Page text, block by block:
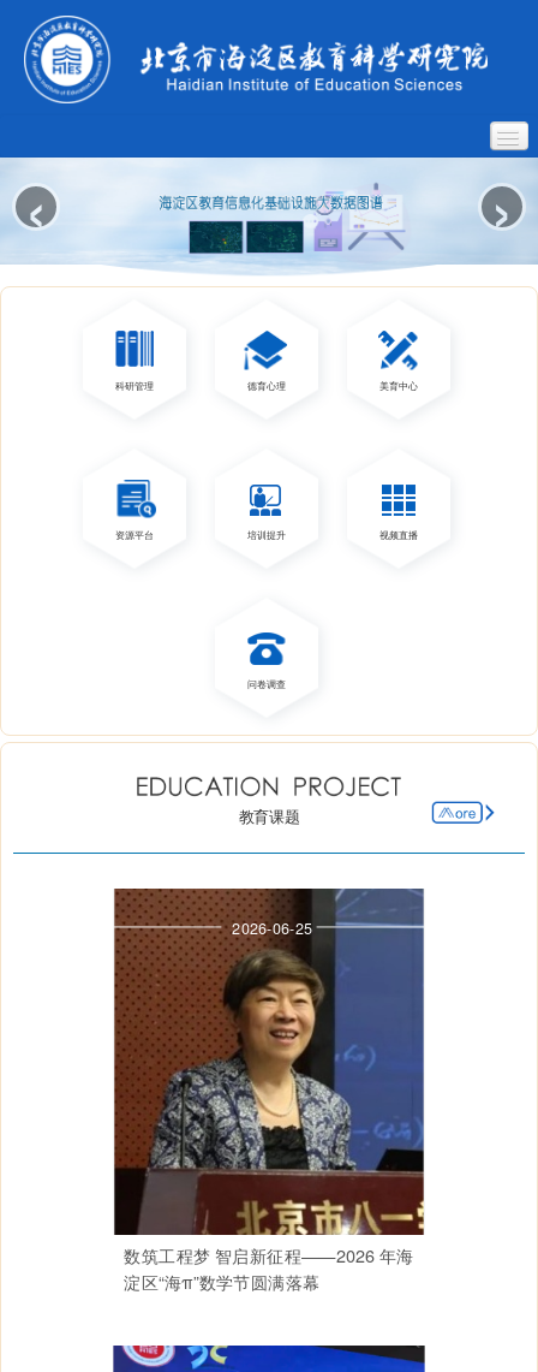
单位概况
科研管理
监测评价
课程研究
学校发展
社会教育
敬德书院
‹ ›
科研管理 德育心理 美育中心
资源平台 培训提升 视频直播
问卷调查
教育课题
数筑工程梦 智启新征程——2026 年海
淀区“海π”数学节圆满落幕
2026-06-25